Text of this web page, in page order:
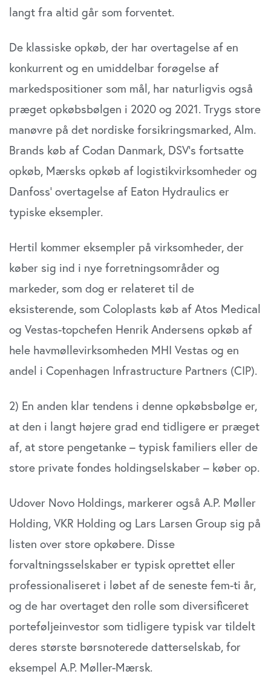
langt fra altid går som forventet.
De klassiske opkøb, der har overtagelse af en
konkurrent og en umiddelbar forøgelse af
markedspositioner som mål, har naturligvis også
præget opkøbsbølgen i 2020 og 2021. Trygs store
manøvre på det nordiske forsikringsmarked, Alm.
Brands køb af Codan Danmark, DSV’s fortsatte
opkøb, Mærsks opkøb af logistikvirksomheder og
Danfoss’ overtagelse af Eaton Hydraulics er
typiske eksempler.
Hertil kommer eksempler på virksomheder, der
køber sig ind i nye forretningsområder og
markeder, som dog er relateret til de
eksisterende, som Coloplasts køb af Atos Medical
og Vestas-topchefen Henrik Andersens opkøb af
hele havmøllevirksomheden MHI Vestas og en
andel i Copenhagen Infrastructure Partners (CIP).
2) En anden klar tendens i denne opkøbsbølge er,
at den i langt højere grad end tidligere er præget
af, at store pengetanke – typisk familiers eller de
store private fondes holdingselskaber – køber op.
Udover Novo Holdings, markerer også A.P. Møller
Holding, VKR Holding og Lars Larsen Group sig på
listen over store opkøbere. Disse
forvaltningsselskaber er typisk oprettet eller
professionaliseret i løbet af de seneste fem-ti år,
og de har overtaget den rolle som diversificeret
porteføljeinvestor som tidligere typisk var tildelt
deres største børsnoterede datterselskab, for
eksempel A.P. Møller-Mærsk.